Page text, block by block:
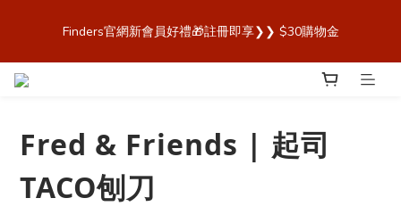
商城，購買最安心！】
Finders官網新會員好禮🎁註冊即享❯❯ $30購物金
歡迎來到 Finders🎉【Blender Bottle x Owala 台灣官方代理直營
Fred & Friends | 起司
TACO刨刀